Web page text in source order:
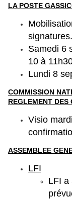
LA POSTE
signatures.
Samedi 6
10 à
Lundi 8
COMMISSION
REGLEMENT DES
Visio
ASSEMBLEE
LFI
LFI a